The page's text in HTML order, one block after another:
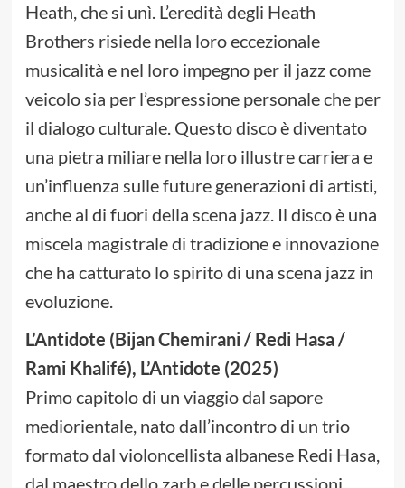
Heath, che si unì. L’eredità degli Heath
Brothers risiede nella loro eccezionale
musicalità e nel loro impegno per il jazz come
veicolo sia per l’espressione personale che per
il dialogo culturale. Questo disco è diventato
una pietra miliare nella loro illustre carriera e
un’influenza sulle future generazioni di artisti,
anche al di fuori della scena jazz. Il disco è una
miscela magistrale di tradizione e innovazione
che ha catturato lo spirito di una scena jazz in
evoluzione.
L’Antidote (Bijan Chemirani / Redi Hasa /
Rami Khalifé), L’Antidote (2025)
Primo capitolo di un viaggio dal sapore
mediorientale, nato dall’incontro di un trio
formato dal violoncellista albanese Redi Hasa,
dal maestro dello zarb e delle percussioni